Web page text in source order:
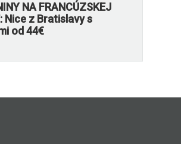
NA FRANCÚZSKEJ
Nice z Bratislavy s
od 44€